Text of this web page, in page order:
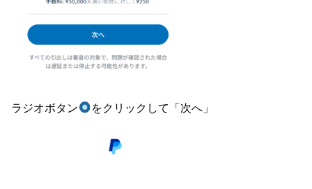
ラジオボタン をクリックして「次へ」